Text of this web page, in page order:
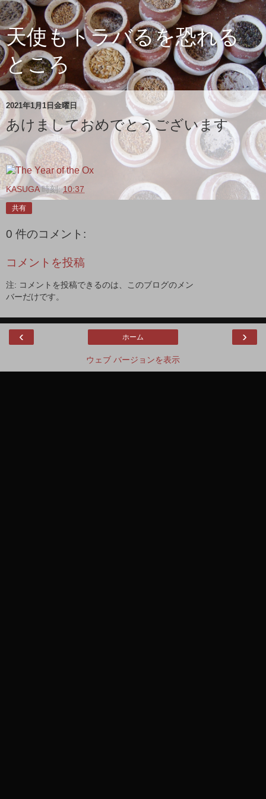
天使もトラバるを恐れる
ところ
2021年1月1日金曜日
あけましておめでとうございます
KASUGA 時刻:10:37
共有
0 件のコメント:
コメントを投稿
注: コメントを投稿できるのは、このブログのメン
バーだけです。
‹ ›
ホーム
ウェブ バージョンを表示